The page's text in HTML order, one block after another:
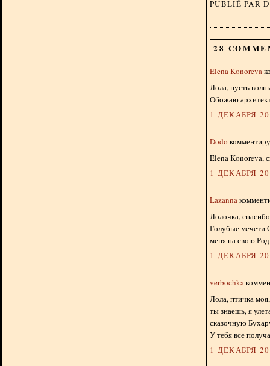
PUBLIÉ PAR
28
Elena Konoreva
Лола, пусть
Обожаю
1 ДЕКАБРЯ
Dodo
Elena Konoreva,
1 ДЕКАБРЯ
Lazanna
Лолочка,
Голубые мечети
меня на свою
1 ДЕКАБРЯ
verbochka
Лола, птичка
ты знаешь, я
сказочную
У тебя все
1 ДЕКАБРЯ